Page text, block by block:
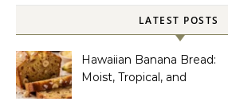
LATEST POSTS
Hawaiian Banana Bread:
Moist, Tropical, and